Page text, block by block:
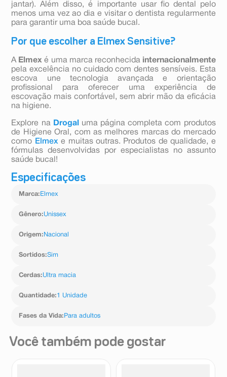
jantar). Além disso, é importante usar fio dental pelo
menos uma vez ao dia e visitar o dentista regularmente
para garantir uma boa saúde bucal.
Por que escolher a Elmex Sensitive?
A Elmex é uma marca reconhecida internacionalmente
pela excelência no cuidado com dentes sensíveis. Esta
escova une tecnologia avançada e orientação
profissional para oferecer uma experiência de
escovação mais confortável, sem abrir mão da eficácia
na higiene.
Explore na Drogal
uma página completa com produtos
de Higiene Oral, com as melhores marcas do mercado
como
Elmexe muitas outras. Produtos de qualidade, e
fórmulas desenvolvidas por especialistas no assunto
saúde bucal!
Especificações
Marca: Elmex
Gênero:Unissex
Origem: Nacional
Sortidos:Sim
Cerdas:Ultra macia
Quantidade:1 Unidade
Fases da Vida: Para adultos
Você também pode gostar